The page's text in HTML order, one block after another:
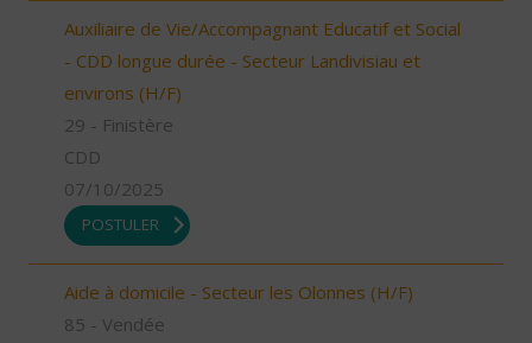
Auxiliaire de Vie/Accompagnant Educatif et Social
- CDD longue durée - Secteur Landivisiau et
environs (H/F)
29 - Finistère
CDD
07/10/2025
POSTULER
Aide à domicile - Secteur les Olonnes (H/F)
85 - Vendée